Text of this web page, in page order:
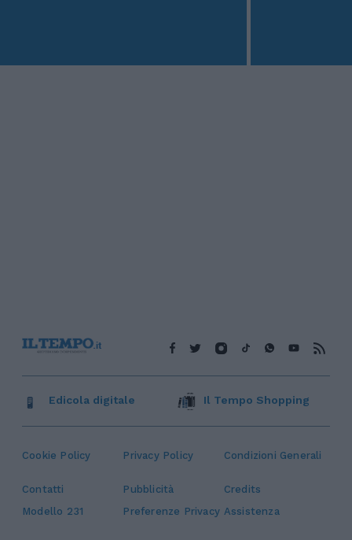
Cookie Policy Privacy Policy Condizioni Generali
Contatti Pubblicità
Credits
Modello 231
Preferenze Privacy Assistenza
Edicola digitale Il Tempo Shopping